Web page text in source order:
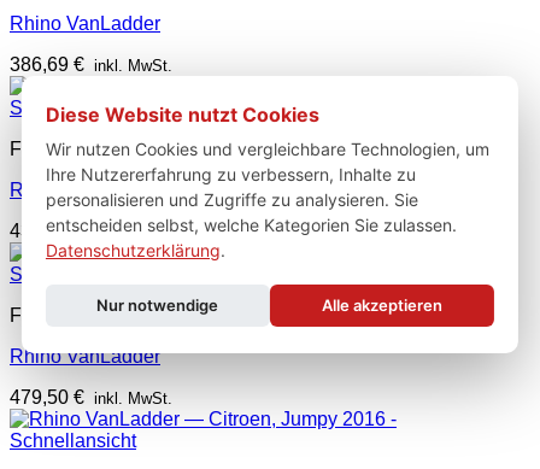
Rhino VanLadder
386,69 € inkl. MwSt.
Schnellansicht
Fahrzeugausstattung
Rhino VanLadder
433,09€ inkl. MwSt.
Schnellansicht
Fahrzeugausstattung
Rhino VanLadder
479,50 € inkl. MwSt.
Schnellansicht
Diese Website nutzt Cookies
Wir nutzen Cookies und vergleichbare Technologien, um
Ihre Nutzererfahrung zu verbessern, Inhalte zu
personalisieren und Zugriffe zu analysieren. Sie
entscheiden selbst, welche Kategorien Sie zulassen.
Datenschutzerklärung.
Nur notwendige Alle akzeptieren